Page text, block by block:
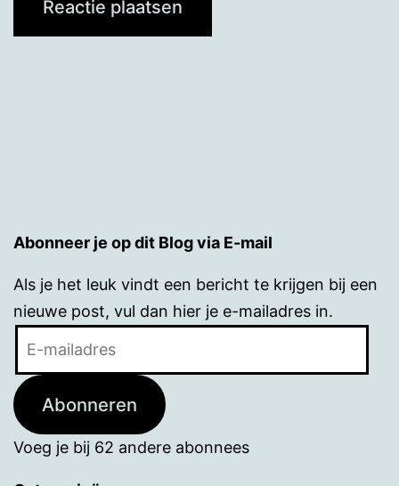
Abonneer je op dit Blog via E-mail
Als je het leuk vindt een bericht te krijgen bij een
nieuwe post, vul dan hier je e-mailadres in.
Abonneren
Voeg je bij 62 andere abonnees